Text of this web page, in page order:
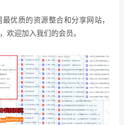
优质的资源整合和分享网站，
，欢迎加入我们的会员。